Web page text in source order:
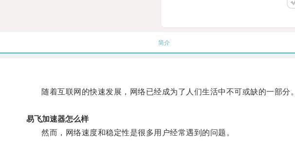
简介
随着互联网的快速发展，网络已经成为了人们生活中不可或缺的一部分。
易飞加速器怎么样
然而，网络速度和稳定性是很多用户经常遇到的问题。